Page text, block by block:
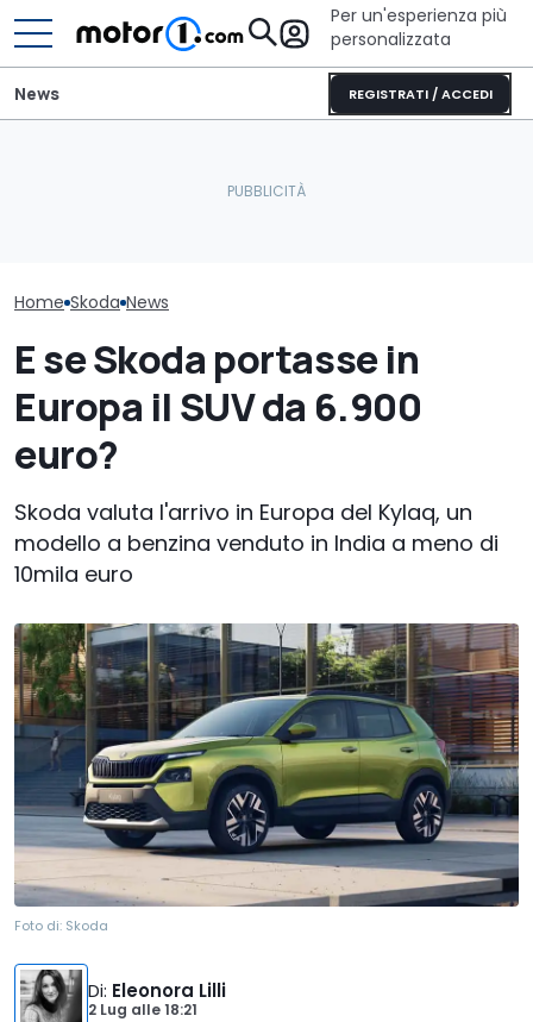
Per un'esperienza più
personalizzata
REGISTRATI / ACCEDI
News
Home Skoda News
E se Skoda portasse in
Europa il SUV da 6.900
euro?
Skoda valuta l'arrivo in Europa del Kylaq, un
modello a benzina venduto in India a meno di
10mila euro
Foto di: Skoda
Di: Eleonora Lilli
2 Lug alle18:21